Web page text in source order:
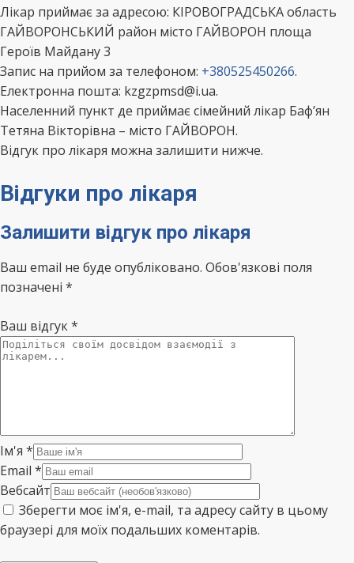
Лікар приймає за адресою: КІРОВОГРАДСЬКА область
ГАЙВОРОНСЬКИЙ район місто ГАЙВОРОН площа
Героїв Майдану 3
Запис на прийом за телефоном: +380525450266.
Електронна пошта: kzgzpmsd@i.ua.
Населенний пункт де приймає сімейний лікар Баф’ян
Тетяна Вікторівна – місто ГАЙВОРОН.
Відгук про лікаря можна залишити нижче.
Відгуки про лікаря
Залишити відгук про лікаря
Ваш email не буде опубліковано. Обов'язкові поля
позначені *
Ваш відгук*
Ім'я *
Email *
Вебсайт
Зберегти моє ім'я, e-mail, та адресу сайту в цьому
браузері для моїх подальших коментарів.